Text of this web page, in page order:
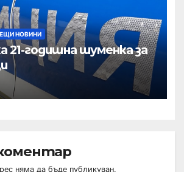
НОВИНИ
21-годишна шуменка за
няма да бъде публикуван.